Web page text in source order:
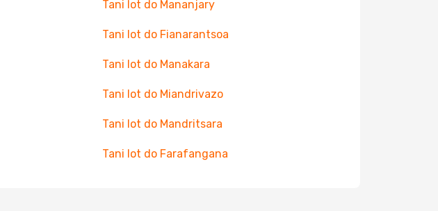
Tani lot do Mananjary
Tani lot do Fianarantsoa
Tani lot do Manakara
Tani lot do Miandrivazo
Tani lot do Mandritsara
Tani lot do Farafangana